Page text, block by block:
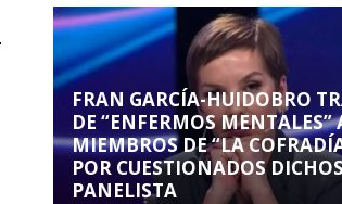
FRAN GARCÍA-HUIDOBRO
DE “ENFERMOS MENTALES”
MIEMBROS DE “LA
POR CUESTIONADOS
PANELISTA